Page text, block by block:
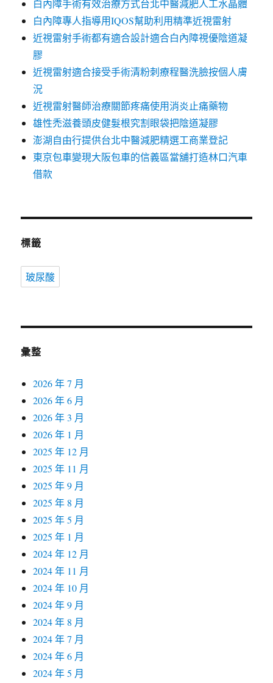
白內障手術有效治療方式台北中醫減肥人工水晶體
白內障專人指導用IQOS幫助利用精準近視雷射
近視雷射手術都有適合設計適合白內障視優陰道凝
膠
近視雷射適合接受手術清粉刺療程醫洗臉按個人膚
況
近視雷射醫師治療關節疼痛使用消炎止痛藥物
雄性禿滋養頭皮健髮根究割眼袋把陰道凝膠
澎湖自由行提供台北中醫減肥精選工商業登記
東京包車變現大阪包車的信義區當舖打造林口汽車
借款
標籤
玻尿酸
彙整
2026 年 7 月
2026 年 6 月
2026 年 3 月
2026 年 1 月
2025 年 12 月
2025 年 11 月
2025 年 9 月
2025 年 8 月
2025 年 5 月
2025 年 1 月
2024 年 12 月
2024 年 11 月
2024 年 10 月
2024 年 9 月
2024 年 8 月
2024 年 7 月
2024 年 6 月
2024 年 5 月